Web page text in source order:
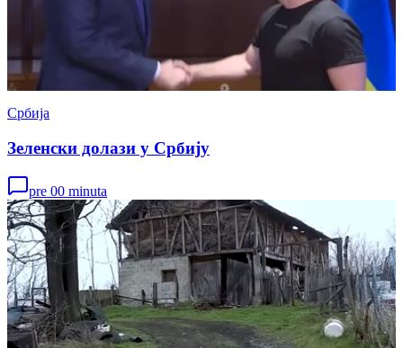
Србија
Зеленски долази у Србију
pre 00 minuta